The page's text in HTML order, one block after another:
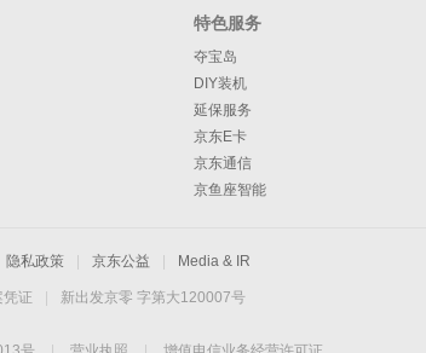
特色服务
夺宝岛
DIY装机
延保服务
京东E卡
京东通信
京鱼座智能
隐私政策 京东公益 Media & IR
证
新出发京零 字第大120007号